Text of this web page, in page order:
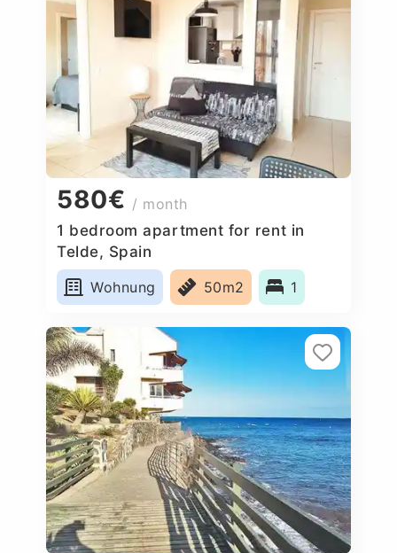
580€ / month
1 bedroom apartment for rent in
Telde, Spain
Wohnung
50m2 1